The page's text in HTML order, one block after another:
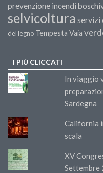
prevenzione incendi
selvicoltura servizi
del legno Tempesta Vaia
I PIÙ CLICCATI
In viaggio
Sardegna
California
scala
XV
Settembre